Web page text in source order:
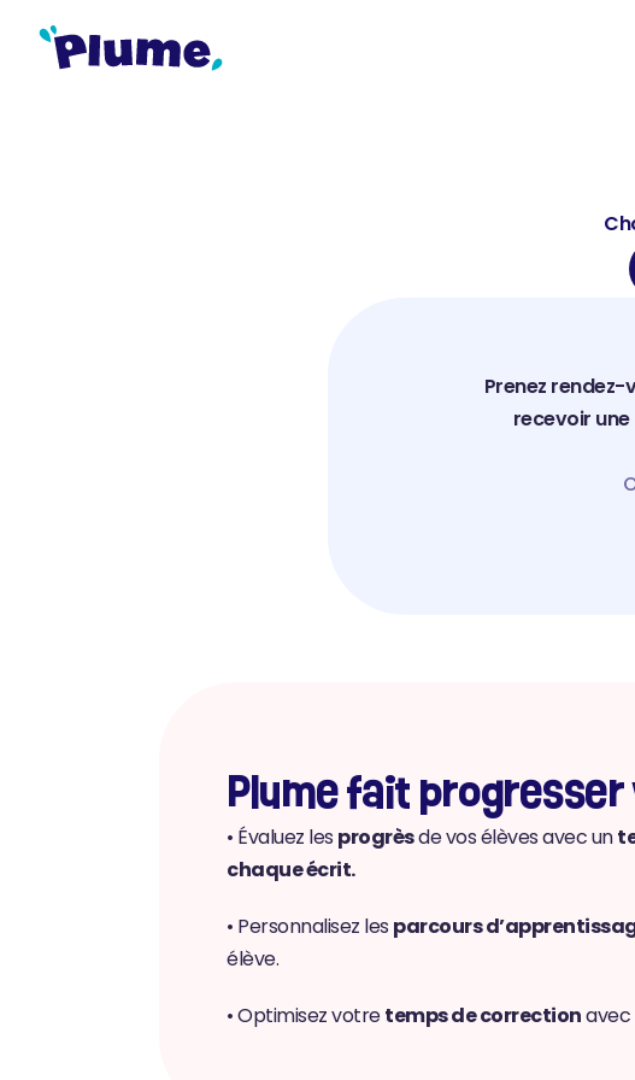
Prenez
recevoir
Plume fait progresser
• Évaluez les progrès de vos élèves avec un
chaque écrit.
• Personnalisez les parcours
élève.
• Optimisez votre temps de correction avec